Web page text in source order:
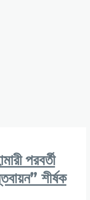
পরবর্তী
শীর্ষক